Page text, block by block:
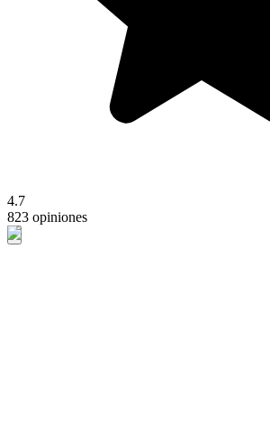
4.7
823 opiniones